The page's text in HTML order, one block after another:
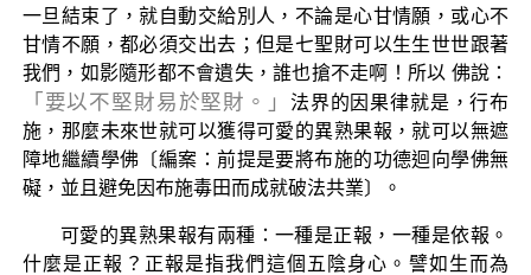
一旦結束了，就自動交給別人，不論是心甘情願，或心不
甘情不願，都必須交出去；但是七聖財可以生生世世跟著
我們，如影隨形都不會遺失，誰也搶不走啊！所以 佛說：
「要以不堅財易於堅財。」 法界的因果律就是，行布
施，那麼未來世就可以獲得可愛的異熟果報，就可以無遮
障地繼續學佛〔編案：前提是要將布施的功德迴向學佛無
礙，並且避免因布施毒田而成就破法共業〕。
可愛的異熟果報有兩種：一種是正報，一種是依報。
什麼是正報？正報是指我們這個五陰身心。譬如生而為